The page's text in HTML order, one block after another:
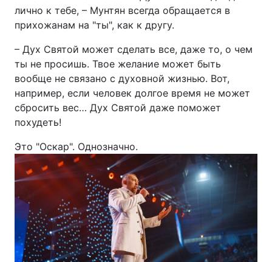
лично к тебе, – Мунтян всегда обращается в
прихожанам на "ты", как к другу.
– Дух Святой может сделать все, даже то, о чем
ты не просишь. Твое желание может быть
вообще не связано с духовной жизнью. Вот,
например, если человек долгое время не может
сбросить вес… Дух Святой даже поможет
похудеть!
Это "Оскар". Однозначно.